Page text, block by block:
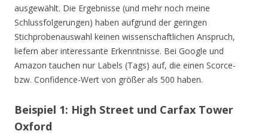
ausgewählt. Die Ergebnisse (und mehr noch meine
Schlussfolgerungen) haben aufgrund der geringen
Stichprobenauswahl keinen wissenschaftlichen Anspruch,
liefern aber interessante Erkenntnisse. Bei Google und
Amazon tauchen nur Labels (Tags) auf, die einen Scorce-
bzw. Confidence-Wert von größer als 500 haben.
Beispiel 1: High Street und Carfax Tower
Oxford